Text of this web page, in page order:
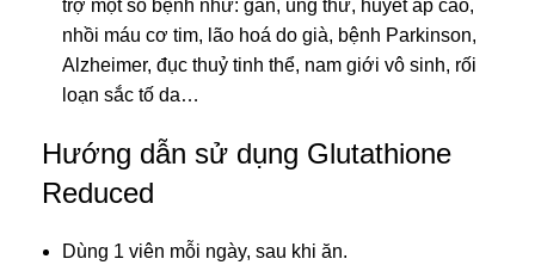
trợ một số bệnh như: gan, ung thư, huyết áp cao,
nhồi máu cơ tim, lão hoá do già, bệnh Parkinson,
Alzheimer, đục thuỷ tinh thể, nam giới vô sinh, rối
loạn sắc tố da…
Hướng dẫn sử dụng Glutathione
Reduced
Dùng 1 viên mỗi ngày, sau khi ăn.